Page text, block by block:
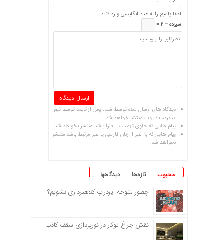
لطفا پاسخ را به عدد انگلیسی وارد کنید:
سیزده − 2 =
دیدگاه های ارسال شده توسط شما، پس از تایید توسط تیم
مدیریت در وب منتشر خواهد شد.
پیام هایی که حاوی تهمت یا افترا باشد منتشر نخواهد شد.
پیام هایی که به غیر از زبان فارسی یا غیر مرتبط باشد منتشر
نخواهد شد.
محبوب تازه‌ها دیدگاهها
چطور متوجه ایردراپ کلاهبرداری بشویم؟
نقش چراغ توکار در نورپردازی سقف کاذب